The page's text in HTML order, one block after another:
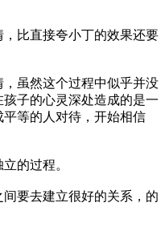
比直接夸小丁的效果还要
虽然这个过程中似乎并没
子的心灵深处造成的是一
等的人对待，开始相信
的过程。
要去建立很好的关系，的